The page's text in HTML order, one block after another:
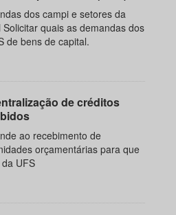
dos campi e setores da
quais as demandas dos
de bens de capital.
de créditos
ao recebimento de
orçamentárias para que
UFS